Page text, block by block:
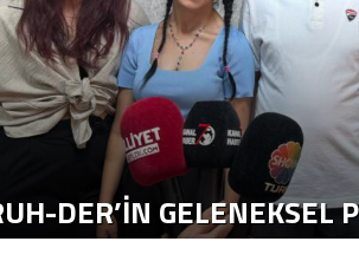
DER’IN GELENEKSEL